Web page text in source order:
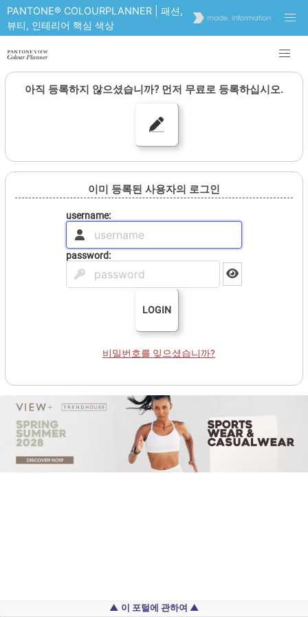
PANTONE® COLOURPLANNER | 패션,
뷰티, 인테리어 핵심 색상
아직 등록하지 않으셨습니까? 먼저 무료로 등록하십시오.
이미 등록된 사용자의 로그인
username:
password:
LOGIN
비밀번호를 잊으셨습니까?
이 포털에 관하여